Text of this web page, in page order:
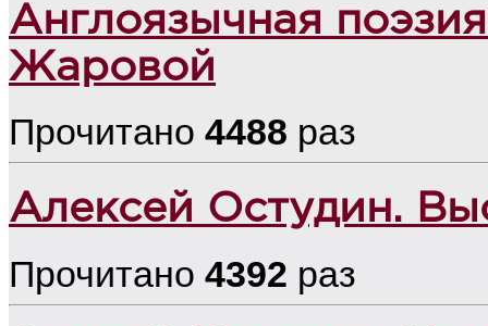
Англоязычная
Жаровой
Прочитано 4488 раз
Алексей Остудин.
Прочитано 4392 раз